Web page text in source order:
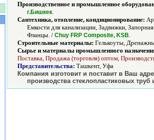
Производственное и промышленное
г.Бишкек.
Сантехника, отопление, кондиционирование:
Емкости для канализации, Задвижки,
Фланцы. / Chuy FRP Composite, KSB.
Строительные материалы: Гелькоуты,
Сырье и материалы промышленного
Поставка, Продажа (торговля) оптом,
Представительства: Ташкент, Уфа
Компания изготовит и поставит в Ваш
производства стеклопластиковых труб